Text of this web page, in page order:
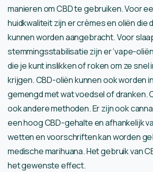
manieren om CBD te gebruiken. Voor
huidkwaliteit zijn er crèmes en oliën die
kunnen worden aangebracht. Voor
stemmingsstabilisatie zijn er ‘vape-
die je kunt inslikken of roken om ze snel
krijgen. CBD-oliën kunnen ook worden
gemengd met wat voedsel of dranken.
ook andere methoden. Er zijn ook
een hoog CBD-gehalte en afhankelijk
wetten en voorschriften kan worden
medische marihuana. Het gebruik van
het gewenste effect.